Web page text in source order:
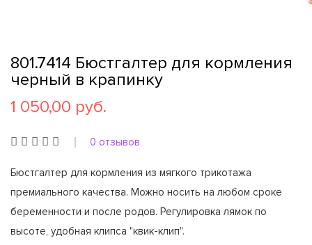
801.7414 Бюстгалтер для кормления
черный в крапинку
1 050,00 руб.
0 отзывов
Бюстгалтер для кормления из мягкого трикотажа
премиального качества. Можно носить на любом сроке
беременности и после родов. Регулировка лямок по
высоте, удобная клипса "квик-клип".